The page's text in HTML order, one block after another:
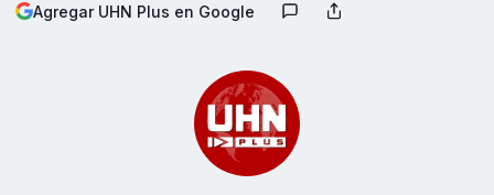
Agregar UHN Plus en Google